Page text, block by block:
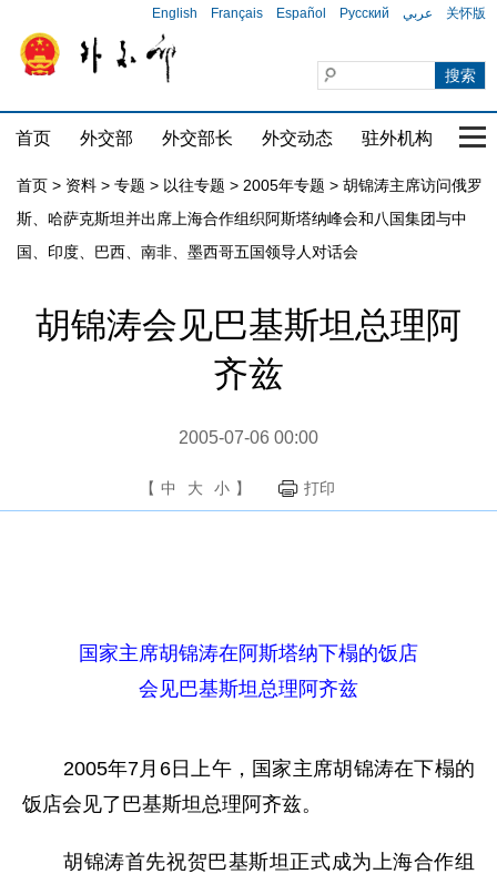
English Français Español Русский عربي 关怀版
首页 外交部 外交部长 外交动态 驻外机构 国
首页 > 资料 > 专题 > 以往专题 > 2005年专题 > 胡锦涛主席访问俄罗
斯、哈萨克斯坦并出席上海合作组织阿斯塔纳峰会和八国集团与中
国、印度、巴西、南非、墨西哥五国领导人对话会
胡锦涛会见巴基斯坦总理阿
齐兹
2005-07-06 00:00
【 中 大 小 】 打印
国家主席胡锦涛在阿斯塔纳下榻的饭店
会见巴基斯坦总理阿齐兹
2005年7月6日上午，国家主席胡锦涛在下榻的
饭店会见了巴基斯坦总理阿齐兹。
胡锦涛首先祝贺巴基斯坦正式成为上海合作组